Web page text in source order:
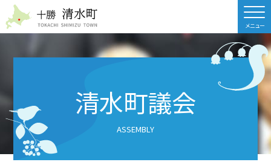
清水町議会
ASSEMBLY